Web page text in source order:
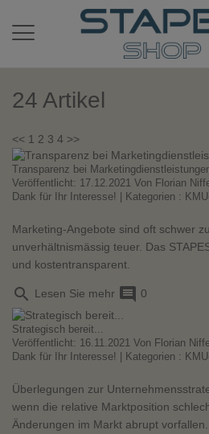
24 Artikel
<< 1 2 3 4 >>
Transparenz bei
Veröffentlicht: 17.12.2021 Von Florian
Dank für Ihr Interesse!
| Kategorien :
Marketing-Angebote sind oft schwer
unverhältnismässig teuer. Das
und kostentransparent.
search Lesen Sie mehr comment 0
Strategisch bereit...
Veröffentlicht: 16.11.2021 Von Florian
Dank für Ihr Interesse!
| Kategorien :
Überlegungen zur
wenn die relative Marktposition
Änderungen im Markt abrupt vorfallen.